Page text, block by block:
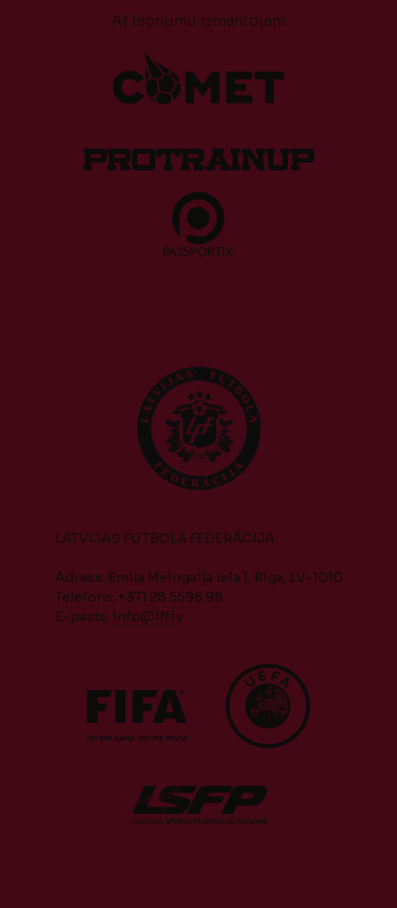
Ar lepnumu izmantojam
LATVIJAS FUTBOLA FEDERĀCIJA
Adrese: Emiļa Melngaiļa iela 1, Rīga, LV-1010
Telefons: +371 28 5598 98
E-pasts: info@lff.lv